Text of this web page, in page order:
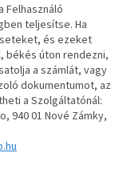
Felhasználó
teljesítse. Ha
és ezeket
békés úton rendezni,
a számlát, vagy
dokumentumot, az
a Szolgáltatónál:
940 01 Nové Zámky,